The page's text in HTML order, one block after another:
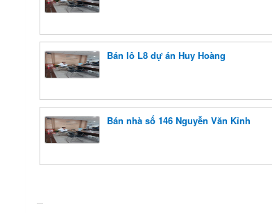
Bán lô L8 dự án Huy Hoàng
Bán nhà số 146 Nguyễn Văn Kỉnh